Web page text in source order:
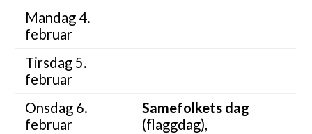
Mandag 4.
februar
Tirsdag 5.
februar
Onsdag 6.
februar
Samefolkets dag
(flaggdag),